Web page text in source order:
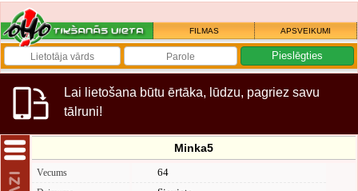
FILMAS APSVEIKUMI
Lai lietošana būtu ērtāka, lūdzu, pagriez savu
tālruni!
Minka5
Vecums 64